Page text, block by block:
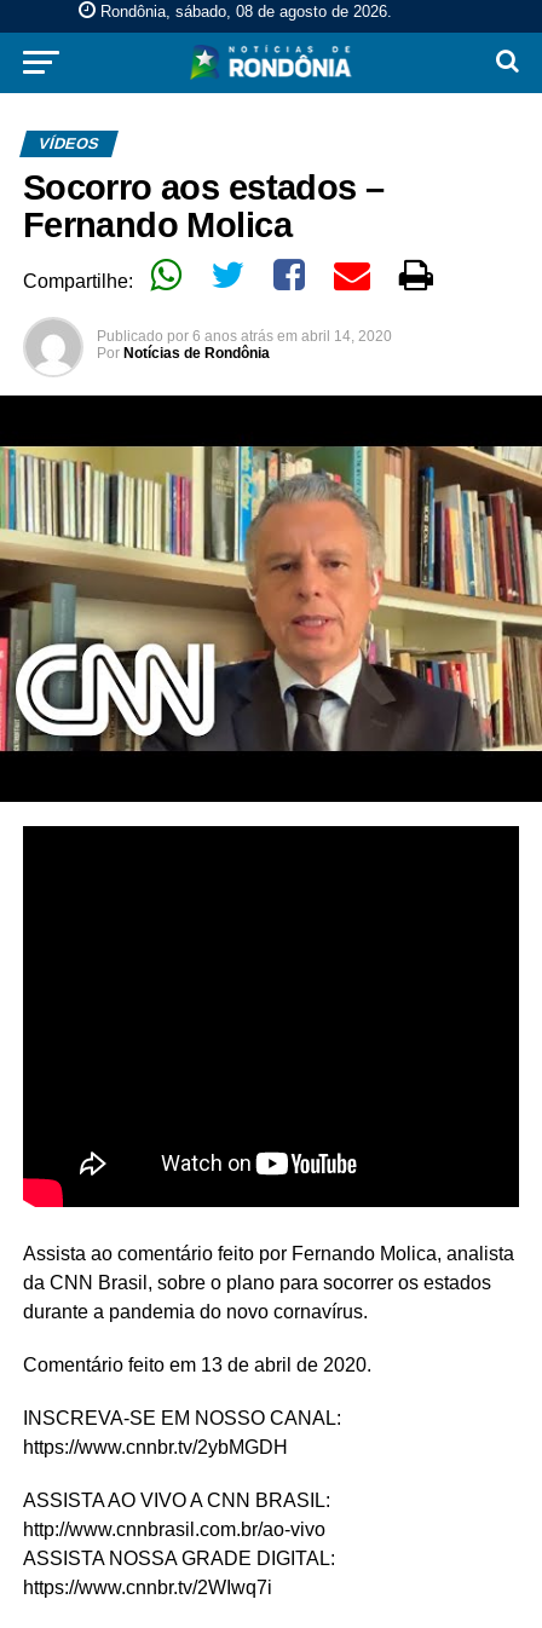
Rondônia, sábado, 08 de agosto de 2026.
VÍDEOS
Socorro aos estados –
Fernando Molica
Compartilhe:
Publicado por 6 anos atrás em abril 14, 2020
Por Notícias de Rondônia
Assista ao comentário feito por Fernando Molica, analista
da CNN Brasil, sobre o plano para socorrer os estados
durante a pandemia do novo cornavírus.
Comentário feito em 13 de abril de 2020.
INSCREVA-SE EM NOSSO CANAL:
https://www.cnnbr.tv/2ybMGDH
ASSISTA AO VIVO A CNN BRASIL:
http://www.cnnbrasil.com.br/ao-vivo
ASSISTA NOSSA GRADE DIGITAL:
https://www.cnnbr.tv/2WIwq7i